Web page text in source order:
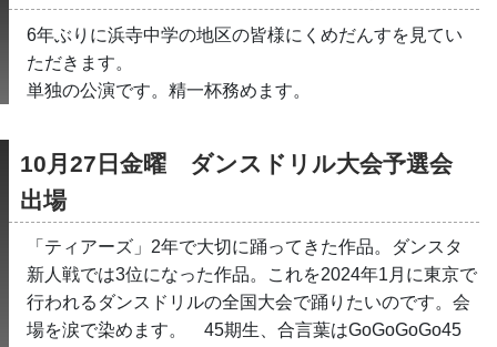
6年ぶりに浜寺中学の地区の皆様にくめだんすを見てい
ただきます。
単独の公演です。精一杯務めます。
10月27日金曜　ダンスドリル大会予選会
出場
「ティアーズ」2年で大切に踊ってきた作品。ダンスタ
新人戦では3位になった作品。これを2024年1月に東京で
行われるダンスドリルの全国大会で踊りたいのです。会
場を涙で染めます。　45期生、合言葉はGoGoGoGo45